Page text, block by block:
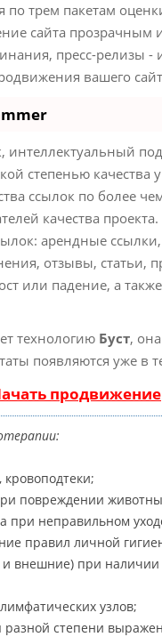
по трем пакетам
сайта прозрачным
пресс-релизы -
вашего
степенью качества
ссылок по более
качества проекта.
арендные
отзывы, статьи,
или падение, а
технологию Буст,
появляются уже в
продвижение
повреждении
при неправильном
правил личной
и внешние) при
узлов;
степени